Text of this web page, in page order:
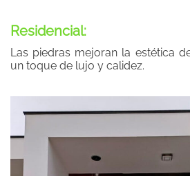
Residencial:
Las piedras mejoran la estética
un toque de lujo y calidez.